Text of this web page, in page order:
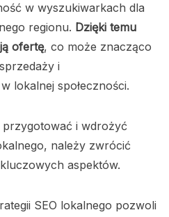
w wyszukiwarkach dla
regionu. Dzięki temu
ofertę, co może znacząco
i
lokalnej społeczności.
i wdrożyć
należy zwrócić
aspektów.
SEO lokalnego pozwoli